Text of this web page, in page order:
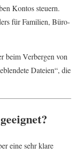
Kontos steuern.
für Familien, Büro-
beim Verbergen von
Dateien“, die
eine sehr klare